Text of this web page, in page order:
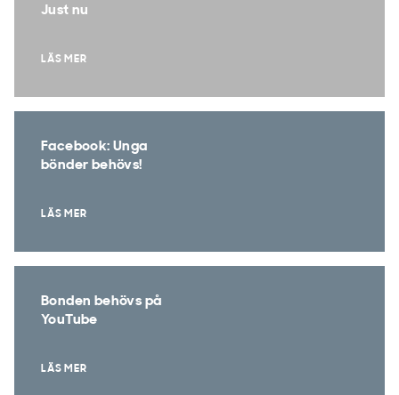
Just nu
LÄS MER
Facebook: Unga
bönder behövs!
LÄS MER
Bonden behövs på
YouTube
LÄS MER